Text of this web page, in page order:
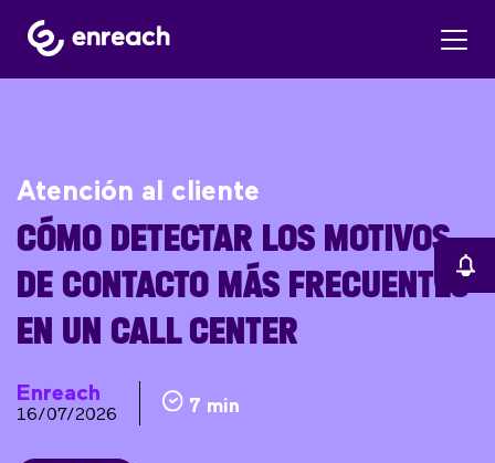
Atención al cliente
CÓMO DETECTAR LOS MOTIVOS
DE CONTACTO MÁS FRECUENTES
EN UN CALL CENTER
Enreach
16/07/2026 7 min